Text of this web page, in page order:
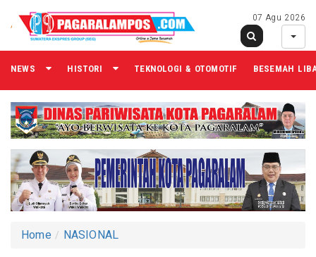
07 Agu 2026
NEWS HISTORI TEKNOLOGI & OTOMOTIF BESEMAH
Home NASIONAL